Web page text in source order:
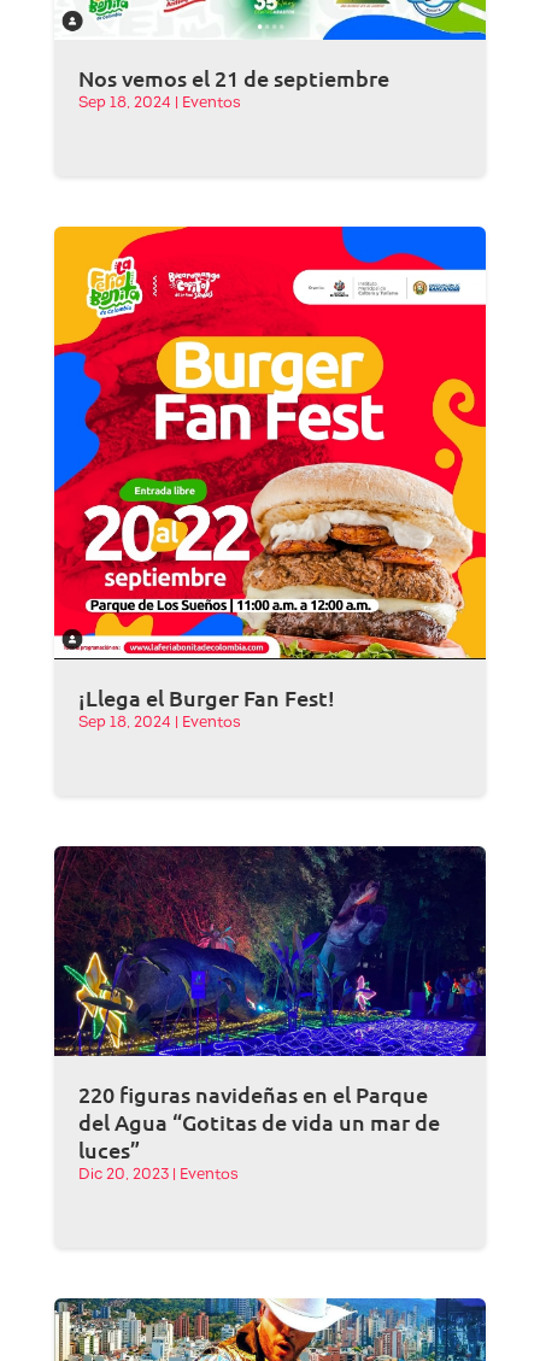
Nos vemos el 21 de septiembre
Sep 18, 2024 Eventos
¡Llega el Burger Fan Fest!
Sep 18, 2024 Eventos
220 figuras navideñas en el Parque
del Agua “Gotitas de vida un mar de
luces”
Dic 20, 2023| Eventos